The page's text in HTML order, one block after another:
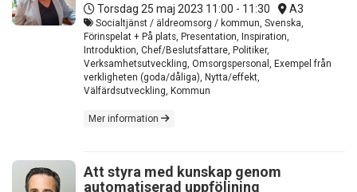
Torsdag 25 maj 2023 11:00 - 11:30 A3
Socialtjänst / äldreomsorg / kommun, Svenska,
Förinspelat + På plats, Presentation, Inspiration,
Introduktion, Chef/Beslutsfattare, Politiker,
Verksamhetsutveckling, Omsorgspersonal, Exempel från
verkligheten (goda/dåliga), Nytta/effekt,
Välfärdsutveckling, Kommun
Mer information
Att styra med kunskap genom
automatiserad uppföljning